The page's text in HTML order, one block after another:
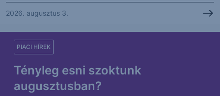
2026. augusztus 3.
Tényleg esni szoktunk
augusztusban?
PIACI HÍREK